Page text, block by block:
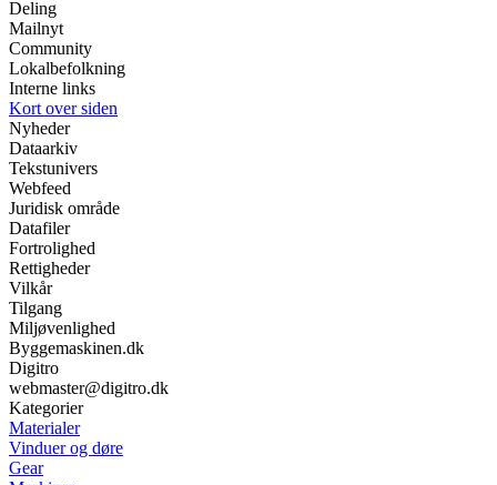
Deling
Mailnyt
Community
Lokalbefolkning
Interne links
Kort over siden
Nyheder
Dataarkiv
Tekstunivers
Webfeed
Juridisk område
Datafiler
Fortrolighed
Rettigheder
Vilkår
Tilgang
Miljøvenlighed
Byggemaskinen.dk
Digitro
webmaster@digitro.dk
Kategorier
Materialer
Vinduer og døre
Gear